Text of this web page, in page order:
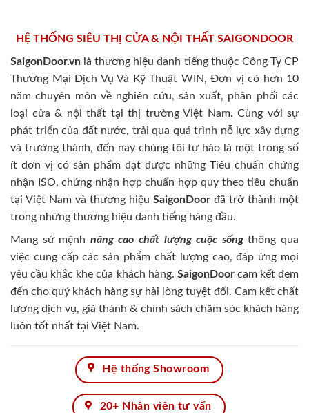
HỆ THỐNG SIÊU THỊ CỬA & NỘI THẤT SAIGONDOOR
SaigonDoor.vn là thương hiệu danh tiếng thuộc Công Ty CP
Thương Mại Dịch Vụ Và Kỹ Thuật WIN, Đơn vị có hơn 10
năm chuyên môn về nghiên cứu, sản xuất, phân phối các
loại cửa & nội thất tại thị trường Việt Nam. Cùng với sự
phát triển của đất nước, trải qua quá trình nỗ lực xây dựng
và trưởng thành, đến nay chúng tôi tự hào là một trong số
ít đơn vị có sản phẩm đạt được những Tiêu chuẩn chứng
nhận ISO, chứng nhận hợp chuẩn hợp quy theo tiêu chuẩn
tại Việt Nam và thương hiệu SaigonDoor đã trở thành một
trong những thương hiệu danh tiếng hàng đầu.
Mang sứ mệnh nâng cao chất lượng cuộc sốngthông qua
việc cung cấp các sản phẩm chất lượng cao, đáp ứng mọi
yêu cầu khắc khe của khách hàng. SaigonDoorcam kết đem
đến cho quý khách hàng sự hài lòng tuyệt đối. Cam kết chất
lượng dịch vụ, giá thành & chính sách chăm sóc khách hàng
luôn tốt nhất tại Việt Nam.
Hệ thống Showroom
20+ Nhân viên tư vấn